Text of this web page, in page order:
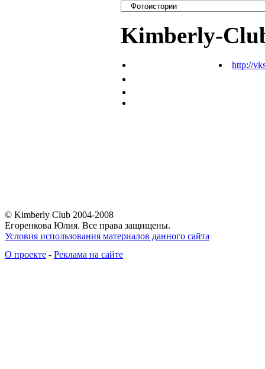
Kimberly-
http://
© Kimberly Club 2004-2008
Егоренкова Юлия. Все права защищены.
Условия использования материалов данного сайта
О проекте - Реклама на сайте